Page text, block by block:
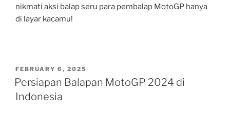
nikmati aksi balap seru para pembalap MotoGP hanya
di layar kacamu!
POSTED
ON
FEBRUARY 6, 2025
Persiapan Balapan MotoGP 2024 di
Indonesia